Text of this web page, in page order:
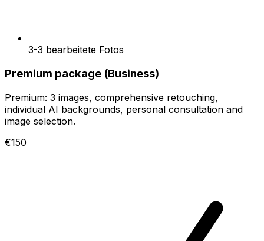
3-3 bearbeitete Fotos
Premium package (Business)
Premium: 3 images, comprehensive retouching,
individual AI backgrounds, personal consultation and
image selection.
€150